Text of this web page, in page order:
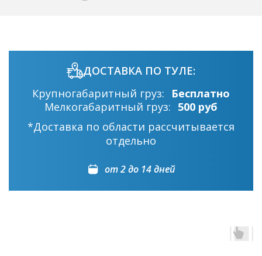
ДОСТАВКА ПО ТУЛЕ:
Крупногабаритный груз:
Бесплатно
Мелкогабаритный груз: 500 руб
*Доставка по области рассчитывается
отдельно
от 2 до 14 дней